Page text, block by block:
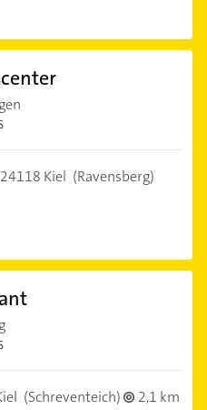
24118 Kiel (Ravensberg)
(Schreventeich)
2,1 km